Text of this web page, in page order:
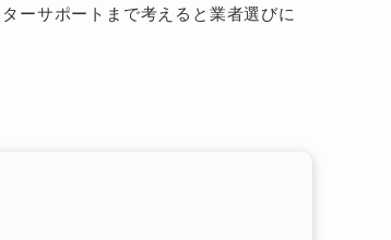
ーサポートまで考えると業者選びに